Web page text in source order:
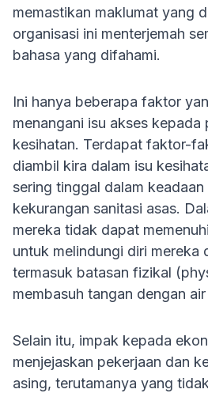
memastikan maklumat yang
organisasi ini menterjemah
bahasa yang difahami.
Ini hanya beberapa faktor
menangani isu akses kepada
kesihatan. Terdapat faktor-
diambil kira dalam isu
sering tinggal dalam
kekurangan sanitasi asas.
mereka tidak dapat
untuk melindungi diri mereka
termasuk batasan fizikal
membasuh tangan dengan
Selain itu, impak kepada
menjejaskan pekerjaan dan
asing, terutamanya yang